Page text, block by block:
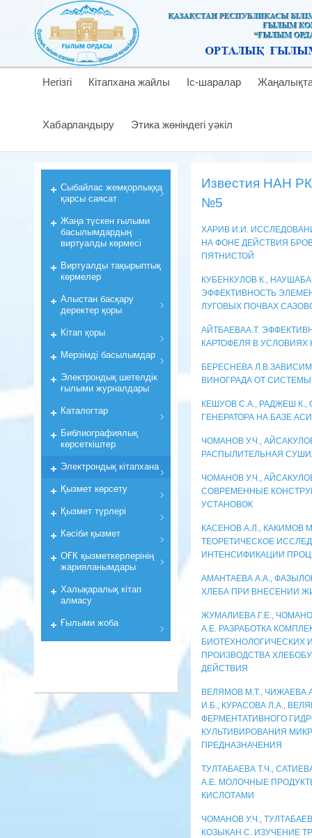
Негізгі Кітапхана жайлы Іс-шаралар
Хабарландыру Этика жөніндегі уәкіл
Известия НАН
№5
ХАРИВ И.И.
НА ФОНЕ ДЕЙСТВИЯ
ПЯТНИСТОЙ
КУБЕНКУЛОВ К.,
ЭФФЕКТИВНОСТЬ
ЛУГОВЫХ ПОЧВАХ
АЙТБАЕВАА.Т.
КАРТОФЕЛЯ В УСЛОВИЯХ
БЕРЕСНЕВА
ВИНОГРАДА ОТ СИСТЕМЫ
КЕШУОВ С.А., РАДЖЕШ К.,
ГЕНЕРАТОРА НА БАЗЕ
ЧОМАНОВ У.Ч.,
РАСПЫЛИТЕЛЬНАЯ
ЧОМАНОВ У.Ч.,
СОВРЕМЕННЫЕ
УСТАНОВОК
КАСЕНОВ А.Л., КАКИМОВ
ТЕОРЕТИЧЕСКОЕ
ИНТЕНСИФИКАЦИИ
АМАНТАЕВА А.А.,
ХЛЕБА ПРИ ВНЕСЕНИИ
ЖУМАЛИЕВА Г.Е.,
А.Е. РАЗРАБОТКА
БИОТЕХНОЛОГИЧЕСКИХ
ПРОИЗВОДСТВА
ДЕЙСТВИЯ
ВЕЛЯМОВ М.Т., ЧИЖАЕВА
И.Б., КУРАСОВА Л.А.,
ФЕРМЕНТАТИВНОГО
КУЛЬТИВИРОВАНИЯ
ПРЕДНАЗНАЧЕНИЯ
ТУЛТАБАЕВА Т.Ч.,
А.Е. МОЛОЧНЫЕ
КИСЛОТАМИ
ЧОМАНОВ У.Ч.,
КОЗЫКАН С. ИЗУЧЕНИЕ
Cыбайлас жемқорлыққа
қарсы саясат
Жаңа түскен ғылыми
басылымдардың
виртуалды көрмесі
Виртуалды тақырыптық
көрмелер
Алыстан басқару
деректер қоры
Кiтап қоры
Мерзiмдi басылымдар
Электрондық шетелдік
ғылыми журналдары
Каталогтар
Библиографиялық
көрсеткiштер
Электрондық кiтапхана
Қызмет көрсету
Қызмет түрлері
Кәсіби қызмет
ОҒК қызметкерлерiнiң
жарияланымдары
Халықаралық кітап
алмасу
Ғылыми жоба